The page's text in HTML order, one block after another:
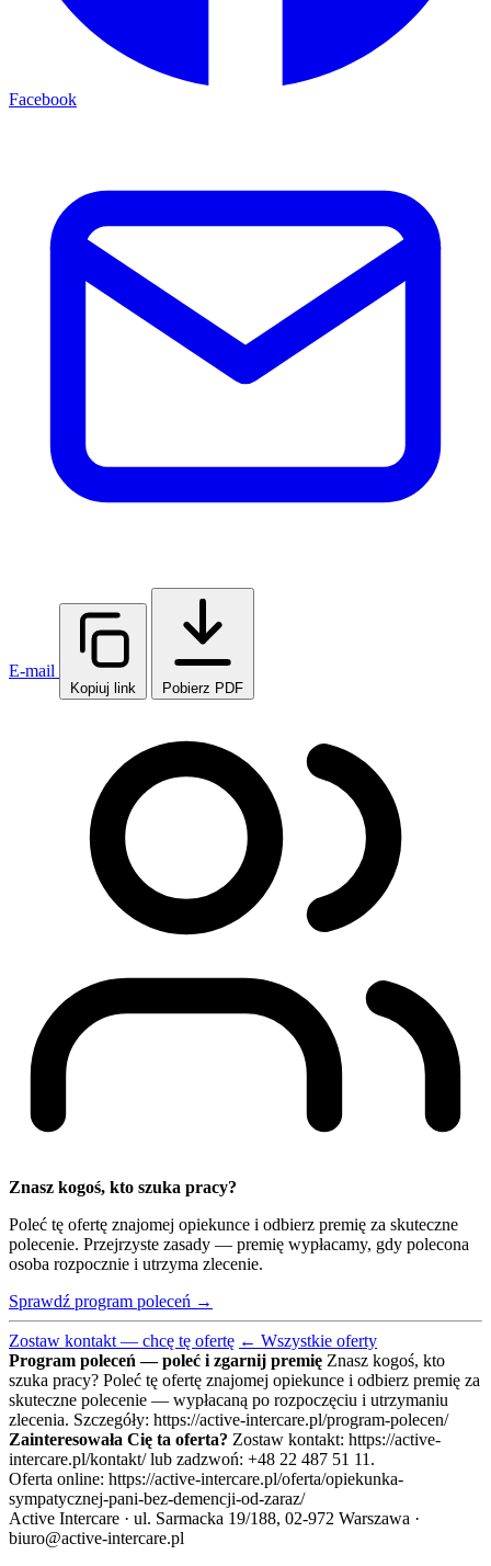
Facebook
E-mail
Kopiuj link Pobierz PDF
Znasz kogoś, kto szuka pracy?
Poleć tę ofertę znajomej opiekunce i odbierz premię za skuteczne
polecenie. Przejrzyste zasady — premię wypłacamy, gdy polecona
osoba rozpocznie i utrzyma zlecenie.
Sprawdź program poleceń →
Zostaw kontakt — chcę tę ofertę ← Wszystkie oferty
Program poleceń — poleć i zgarnij premię Znasz kogoś, kto
szuka pracy? Poleć tę ofertę znajomej opiekunce i odbierz premię za
skuteczne polecenie — wypłacaną po rozpoczęciu i utrzymaniu
zlecenia. Szczegóły: https://active-intercare.pl/program-polecen/
Zainteresowała Cię ta oferta? Zostaw kontakt: https://active-
intercare.pl/kontakt/ lub zadzwoń: +48 22 487 51 11.
Oferta online: https://active-intercare.pl/oferta/opiekunka-
sympatycznej-pani-bez-demencji-od-zaraz/
Active Intercare · ul. Sarmacka 19/188, 02-972 Warszawa ·
biuro@active-intercare.pl